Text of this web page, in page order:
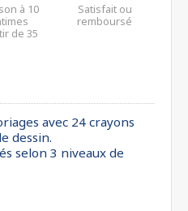
à 10
de 35
Satisfait ou
remboursé
avec 24 crayons
dessin.
selon 3 niveaux de